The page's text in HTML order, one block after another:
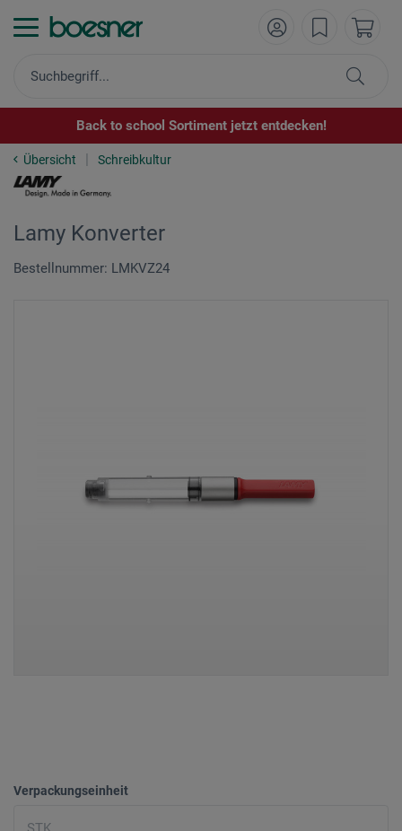
Back to school Sortiment jetzt entdecken!
Übersicht Schreibkultur
Lamy Konverter
Bestellnummer: LMKVZ24
Verpackungseinheit